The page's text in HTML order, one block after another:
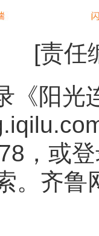
[责任
《阳光
，或
。齐鲁